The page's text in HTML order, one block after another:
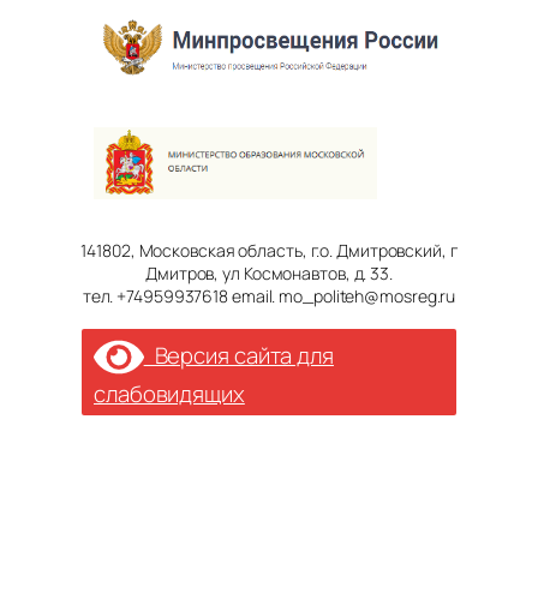
141802, Московская область, г.о. Дмитровский, г
Дмитров, ул Космонавтов, д. 33.
тел. +74959937618 email. mo_politeh@mosreg.ru
Версия сайта для
слабовидящих